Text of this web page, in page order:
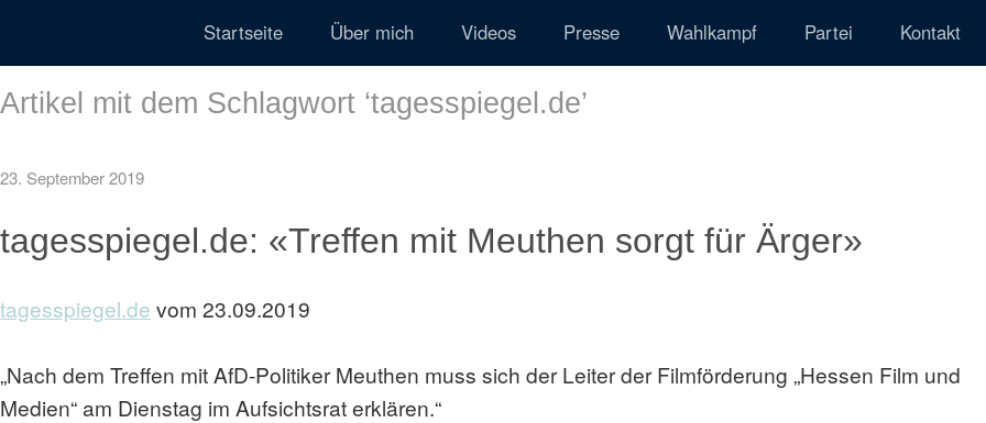
Startseite Über mich Videos Presse Wahlkampf Partei Kontakt
Artikel mit dem Schlagwort ‘tagesspiegel.de’
23. September 2019
tagesspiegel.de: «Treffen mit Meuthen sorgt für Ärger»
tagesspiegel.de vom 23.09.2019
„Nach dem Treffen mit AfD-Politiker Meuthen muss sich der Leiter der Filmförderung „Hessen Film und
Medien“ am Dienstag im Aufsichtsrat erklären.“